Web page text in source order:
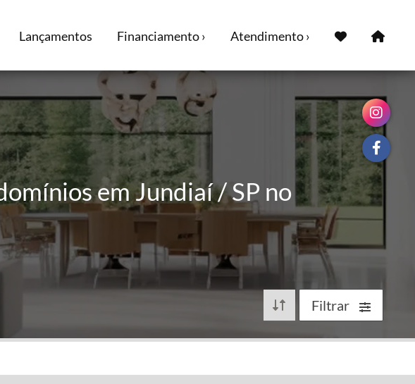
Lançamentos Financiamento › Atendimento ›
em Jundiaí / SP no
Filtrar